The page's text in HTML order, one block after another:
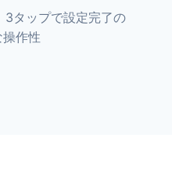
3タップで設定完了の
作性